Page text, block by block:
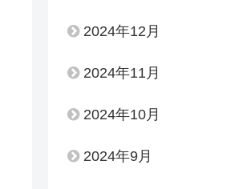
2024年12月
2024年11月
2024年10月
2024年9月